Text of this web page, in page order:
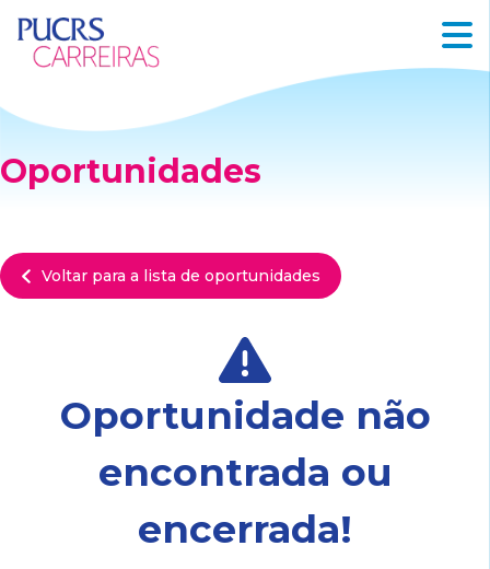
Oportunidades
Voltar para a lista de oportunidades
Oportunidade não
encontrada ou
encerrada!